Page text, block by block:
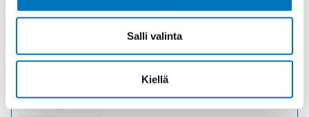
Salli valinta
Kiellä
Ketjukaapeli KAWEFLEX 6310 SK-
PVC UL/CSA 10X0,34 (AWG22)